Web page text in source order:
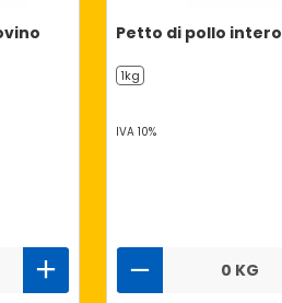
Petto di pollo intero
1kg
IVA 10%
0 KG